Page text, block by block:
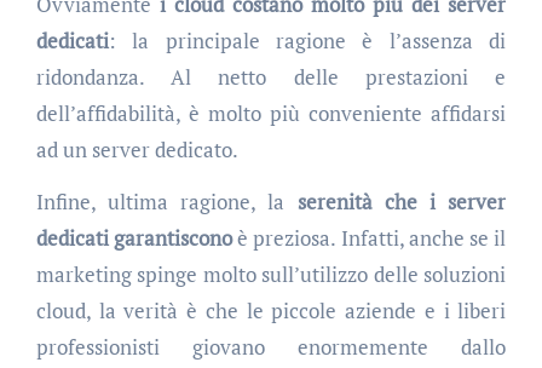
dedicati: la principale ragione è l’assenza di
ridondanza. Al netto delle prestazioni e
dell’affidabilità, è molto più conveniente affidarsi
ad un server dedicato.
Infine, ultima ragione, la serenità che i server
dedicati garantisconoè preziosa. Infatti, anche se il
marketing spinge molto sull’utilizzo delle soluzioni
cloud, la verità è che le piccole aziende e i liberi
professionisti giovano enormemente dallo